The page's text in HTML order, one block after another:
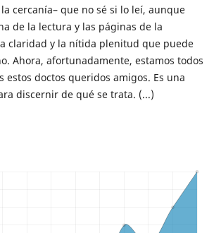
cercanía– que no sé si lo leí, aunque
de la lectura y las páginas de la
claridad y la nítida plenitud que puede
Ahora, afortunadamente, estamos todos
estos doctos queridos amigos. Es una
discernir de qué se trata. (...)